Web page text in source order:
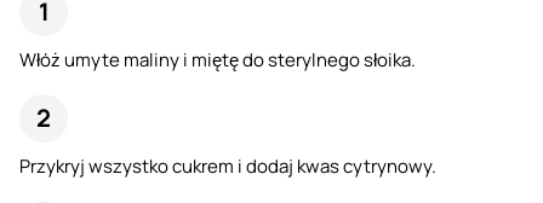
Włóż umyte maliny i miętę do sterylnego słoika.
Przykryj wszystko cukrem i dodaj kwas cytrynowy.